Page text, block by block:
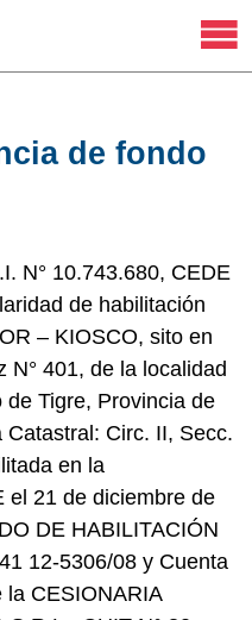
de fondo
N° 10.743.680, CEDE
de habilitación
– KIOSCO, sito en
N° 401, de la localidad
de Tigre, Provincia de
Circ. II, Secc.
en la
el 21 de diciembre de
DE HABILITACIÓN
12-5306/08 y Cuenta
la CESIONARIA